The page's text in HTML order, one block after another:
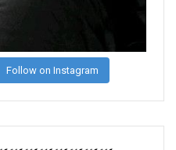
Follow on Instagram